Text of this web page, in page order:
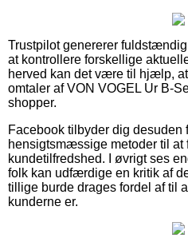
Trustpilot genererer
at kontrollere forskellige
herved kan det være til hjælp,
omtaler af VON VOGEL Ur B-
shopper.
Facebook tilbyder dig desuden
hensigtsmæssige metoder til
kundetilfredshed. I øvrigt ses
folk kan udfærdige en kritik af
tillige burde drages fordel af til
kunderne er.